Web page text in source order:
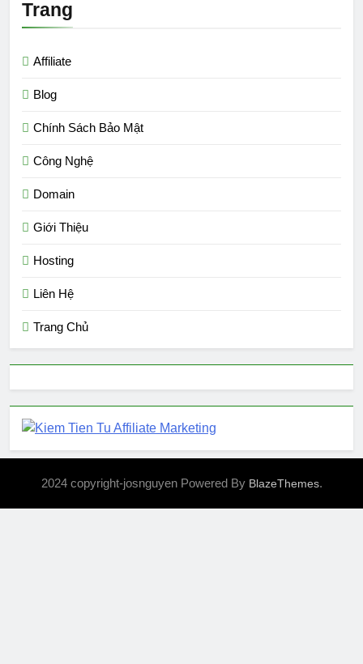
Trang
Affiliate
Blog
Chính Sách Bảo Mật
Công Nghệ
Domain
Giới Thiệu
Hosting
Liên Hệ
Trang Chủ
2024 copyright-josnguyen Powered By BlazeThemes.